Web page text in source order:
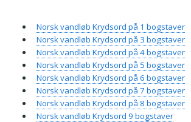
Norsk vandløb Krydsord på 1 bogstaver
Norsk vandløb Krydsord på 3 bogstaver
Norsk vandløb Krydsord på 4 bogstaver
Norsk vandløb Krydsord på 5 bogstaver
Norsk vandløb Krydsord på 6 bogstaver
Norsk vandløb Krydsord på 7 bogstaver
Norsk vandløb Krydsord på 8 bogstaver
Norsk vandløb Krydsord 9 bogstaver